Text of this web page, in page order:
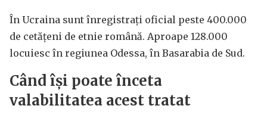
În Ucraina sunt înregistrați oficial peste 400.000
de cetățeni de etnie română. Aproape 128.000
locuiesc în regiunea Odessa, în Basarabia de Sud.
Când își poate înceta
valabilitatea acest tratat